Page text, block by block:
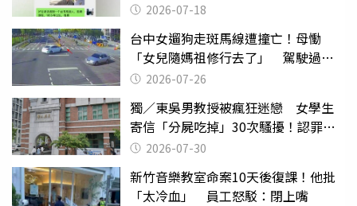
2026-07-18
台中女遛狗走斑馬線遭撞亡！母慟
「女兒隨媽祖修行去了」 駕駛過失
致死判9月
2026-07-26
獨／東吳男教授被瘋狂迷戀 女學生
寄信「分屍吃掉」30次騷擾！認罪免
關 2026-07-30
新竹音樂教室命案10天後復課！他批
「太冷血」 員工怒駁：閉上嘴